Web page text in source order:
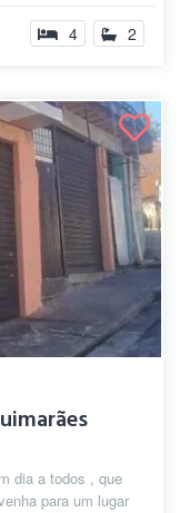
4 2
dia a todos , que
para um lugar